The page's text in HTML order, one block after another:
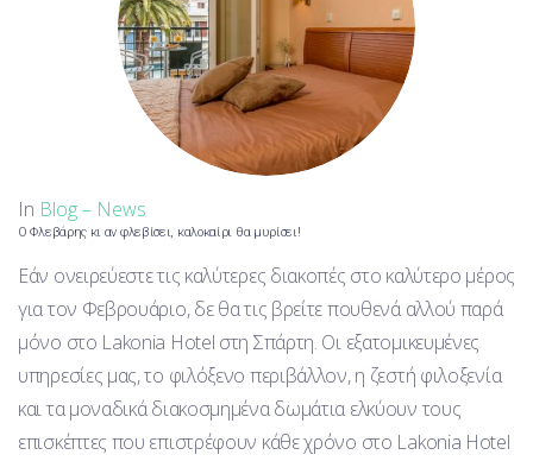
In Blog – News
Ο Φλεβάρης κι αν φλεβίσει, καλοκαίρι θα μυρίσει!
Εάν ονειρεύεστε τις καλύτερες διακοπές στο καλύτερο μέρος
για τον Φεβρουάριο, δε θα τις βρείτε πουθενά αλλού παρά
μόνο στο Lakonia Hotel στη Σπάρτη. Οι εξατομικευμένες
υπηρεσίες μας, το φιλόξενο περιβάλλον, η ζεστή φιλοξενία
και τα μοναδικά διακοσμημένα δωμάτια ελκύουν τους
επισκέπτες που επιστρέφουν κάθε χρόνο στο Lakonia Hotel